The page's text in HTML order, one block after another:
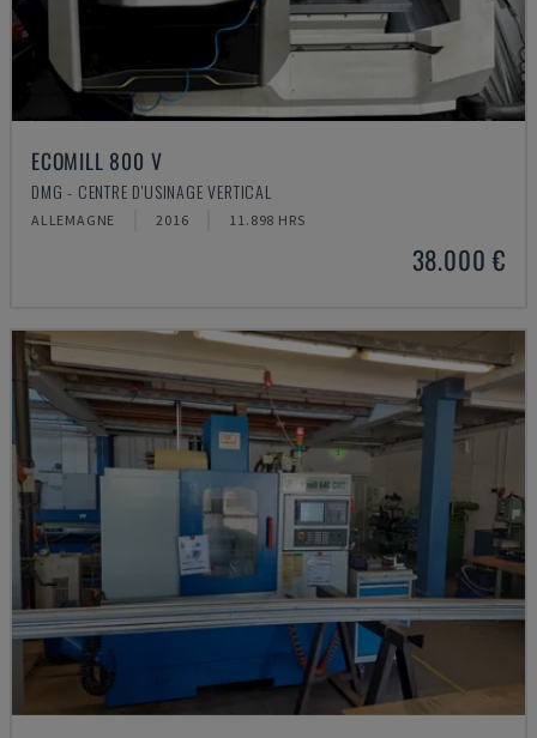
ECOMILL 800 V
DMG - CENTRE D'USINAGE VERTICAL
ALLEMAGNE 2016 11.898 HRS
38.000 €